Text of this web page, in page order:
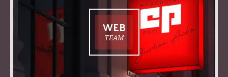
WEB
TEAM